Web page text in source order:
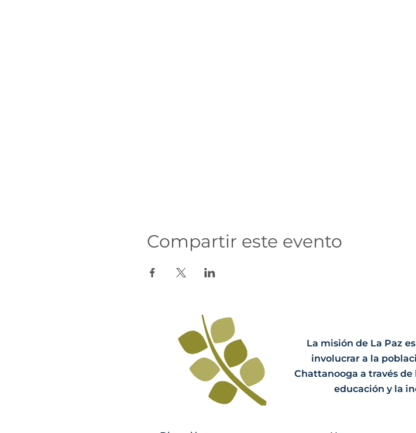
Compartir este evento
La misión de La Paz
involucrar a la
Chattanooga a través de
educación y la